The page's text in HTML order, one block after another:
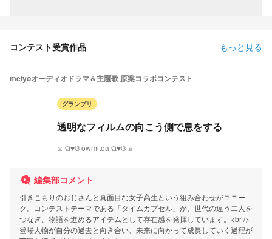
コンテスト受賞作品 もっと見る
meiyoオーディオドラマ＆主題歌 原案コラボコンテスト
グランプリ
透明なフィルムの向こう側で息をする
♖ ଘ♥ଓ owmitoa ଘ♥ଓ ♖
編集部コメント
引きこもりのおじさんと真面目な女子高生という組み合わせがユニー
ク。コンテストテーマである「タイムカプセル」が、世代の違う二人を
つなぎ、物語を進めるアイテムとして存在感を発揮しています。<br />
登場人物が自分の過去と向き合い、未来に向かって成長していく過程が